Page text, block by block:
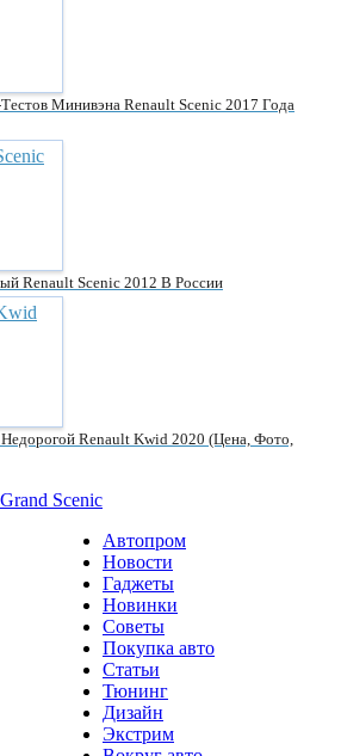
Минивэна Renault Scenic 2017 Года
Renault Scenic 2012 В России
Недорогой Renault Kwid 2020 (цена, Фото,
Scenic
Автопром
Новости
Гаджеты
Новинки
Советы
Покупка авто
Статьи
Тюнинг
Дизайн
Экстрим